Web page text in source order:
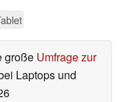
große Umfrage zur
Laptops und